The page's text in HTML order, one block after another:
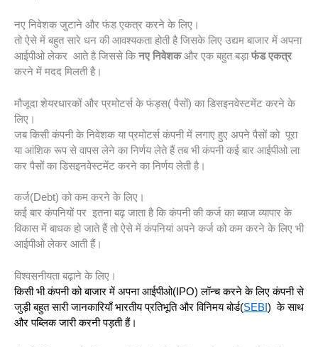
नए निवेशक जुटाने और फंड एकत्र करने के लिए।
तो ऐसे में बहुत सारे धन की आवश्यकता होती है जिसके लिए उद्यम बाजार में अपना
आईपीओ लेकर आते है जिससे किनए निवेशकऔर एक बहुत बड़ाफंड एकत्र
करने में मदद मिलती है।
मौजूदा शेयरधारकों और प्रमोटर्स के फंड्स( पैसों) का डिसइनवेस्टमेंट करने के
लिए।
जब किसी कंपनी के निवेशक या प्रमोटर्स कंपनी में लगाए हुए अपने पैसों को पूरा
या आंशिक रूप से वापस लेने का निर्णय लेते हैं तब भी कंपनी कई बार आईपीओ ला
कर पैसों का डिसइनवेस्टमेंट करने का निर्णय लेती है।
कर्ज(Debt) को कम करने के लिए।
कई बार कंपनियों पर इतना बढ़ जाता है कि कंपनी की कर्ज का ब्याज व्यापार के
विकास में बाधक हो जाते हैं तो ऐसे में कंपनियां अपने कर्ज को कम करने के लिए भी
आईपीओ लेकर आती हैं।
विश्वसनीयता बढ़ाने के लिए।
किसी भी कंपनी को बाजार में अपना आईपीओ(IPO) लॉन्च करने के लिए कंपनी से
जुड़ी बहुत सारी जानकारियाँ भारतीय प्रतिभूति और विनिमय बोर्ड(SEBI) के साथ
और पब्लिक जारी करनी पड़ती हैं।